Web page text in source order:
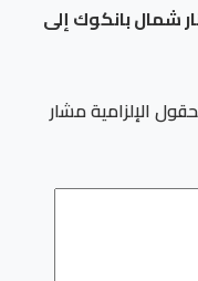
شمال بانكوك إلى
الإلزامية مشار